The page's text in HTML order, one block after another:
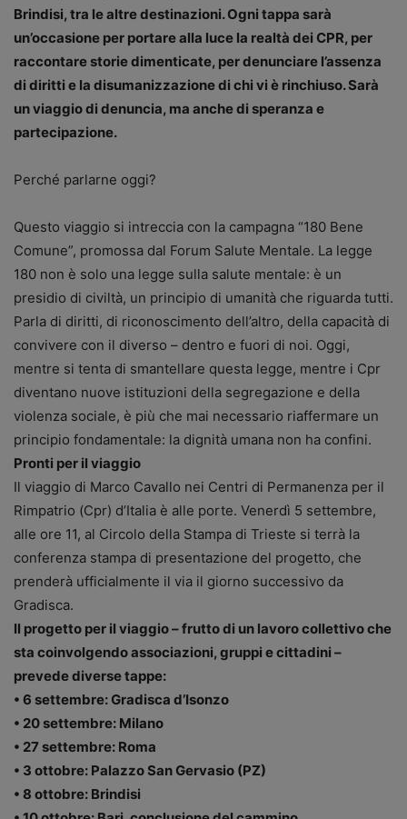
Brindisi, tra le altre destinazioni. Ogni tappa sarà
un’occasione per portare alla luce la realtà dei CPR, per
raccontare storie dimenticate, per denunciare l’assenza
di diritti e la disumanizzazione di chi vi è rinchiuso. Sarà
un viaggio di denuncia, ma anche di speranza e
partecipazione.
Perché parlarne oggi?
Questo viaggio si intreccia con la campagna “180 Bene
Comune”, promossa dal Forum Salute Mentale. La legge
180 non è solo una legge sulla salute mentale: è un
presidio di civiltà, un principio di umanità che riguarda tutti.
Parla di diritti, di riconoscimento dell’altro, della capacità di
convivere con il diverso – dentro e fuori di noi. Oggi,
mentre si tenta di smantellare questa legge, mentre i Cpr
diventano nuove istituzioni della segregazione e della
violenza sociale, è più che mai necessario riaffermare un
principio fondamentale: la dignità umana non ha confini.
Pronti per il viaggio
Il viaggio di Marco Cavallo nei Centri di Permanenza per il
Rimpatrio (Cpr) d’Italia è alle porte. Venerdì 5 settembre,
alle ore 11, al Circolo della Stampa di Trieste si terrà la
conferenza stampa di presentazione del progetto, che
prenderà ufficialmente il via il giorno successivo da
Gradisca.
Il progetto per il viaggio – frutto di un lavoro collettivo che
sta coinvolgendo associazioni, gruppi e cittadini –
prevede diverse tappe:
• 6 settembre: Gradisca d’Isonzo
• 20 settembre: Milano
• 27 settembre: Roma
• 3 ottobre: Palazzo San Gervasio (PZ)
• 8 ottobre: Brindisi